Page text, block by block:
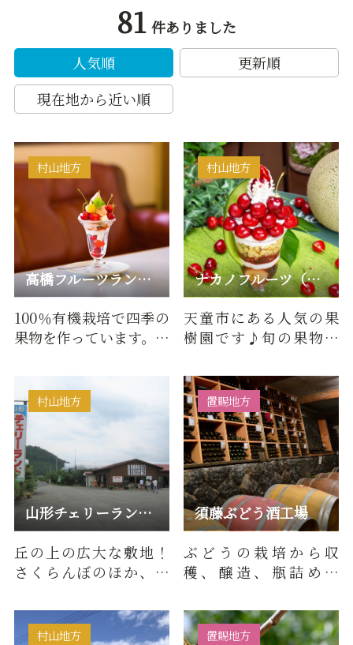
81 件ありました
人気順
更新順
現在地から近い順
高橋フルーツランド HATAKE STYLE
村山地方
100％有機栽培で四季の
果物を作っています。さ
り、一足早くさくらん
ぼ狩り…
ナカノフルーツ（仲野観光果樹園）
村山地方
天童市にある人気の果
樹園です♪旬の果物狩
他にもが併設された果
樹園直営…
山形チェリーランド（上山観光フルーツ園）
村山地方
丘の上の広大な敷地！
さくらんぼのほか、プ
ご、梨など様々なくだ
ものがあり…
須藤ぶどう酒工場
置賜地方
ぶどうの栽培から収
穫、醸造、瓶詰めま
の手だけで行われてい
ます。広大な…
村山地方 置賜地方